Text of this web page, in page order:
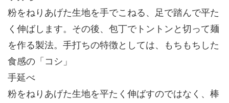
粉をねりあげた生地を手でこねる、足で踏んで平た
く伸ばします。その後、包丁でトントンと切って麺
を作る製法。手打ちの特徴としては、もちもちした
食感の「コシ」
手延べ
粉をねりあげた生地を平たく伸ばすのではなく、棒